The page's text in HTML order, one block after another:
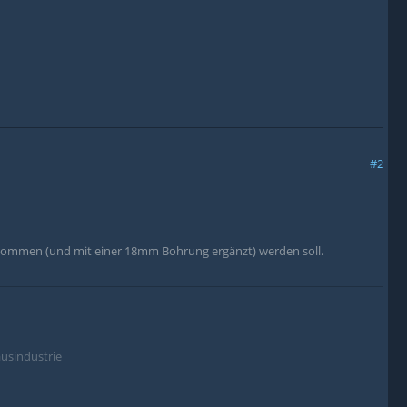
#2
(und mit einer 18mm Bohrung ergänzt) werden soll.